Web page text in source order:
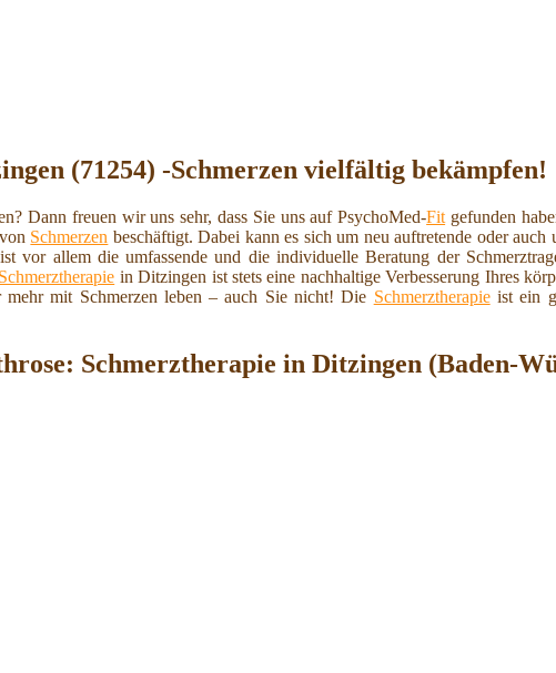
(71254) -Schmerzen vielfältig bekämpfen!
Dann freuen wir uns sehr, dass Sie uns auf PsychoMed-Fit gefunden
Schmerzen beschäftigt. Dabei kann es sich um neu auftretende oder auch
vor allem die umfassende und die individuelle Beratung der
Schmerztherapie in Ditzingen ist stets eine nachhaltige Verbesserung Ihres
mit Schmerzen leben – auch Sie nicht! Die Schmerztherapieist ein
Schmerztherapie in Ditzingen (Baden-